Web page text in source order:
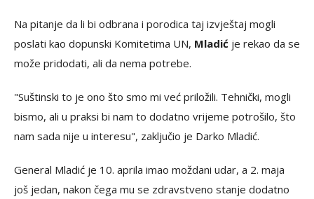
Na pitanje da li bi odbrana i porodica taj izvještaj mogli
poslati kao dopunski Komitetima UN, Mladić je rekao da se
može pridodati, ali da nema potrebe.
"Suštinski to je ono što smo mi već priložili. Tehnički, mogli
bismo, ali u praksi bi nam to dodatno vrijeme potrošilo, što
nam sada nije u interesu", zaključio je Darko Mladić.
General Mladić je 10. aprila imao moždani udar, a 2. maja
još jedan, nakon čega mu se zdravstveno stanje dodatno